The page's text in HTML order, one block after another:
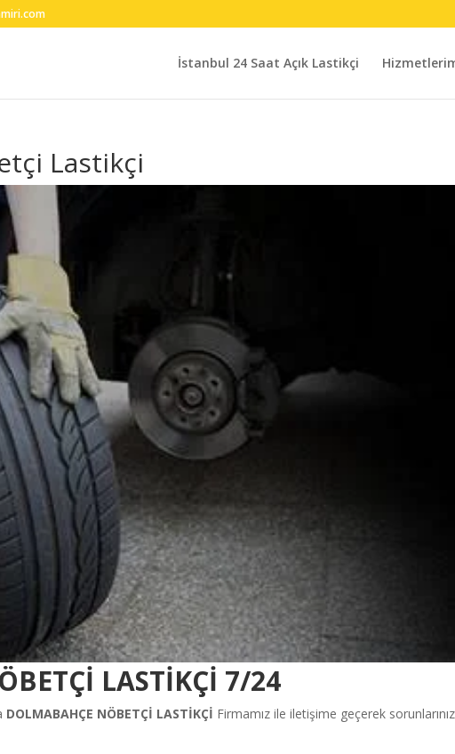
İstanbul 24 Saat Açık Lastikçi
Lastikçi
LASTİKÇİ 7/24
DOLMABAHÇE NÖBETÇİ LASTİKÇİ Firmamız ile iletişime geçerek